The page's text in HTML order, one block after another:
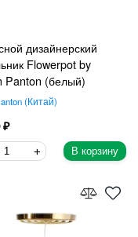
дизайнерский
Flowerpot by
Panton (белый)
Китай
В корзину